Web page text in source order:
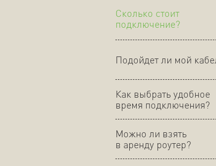
Сколько стоит
подключение?
Подойдет ли мой
Как выбрать удобное
время подключения?
Можно ли взять
в аренду роутер?